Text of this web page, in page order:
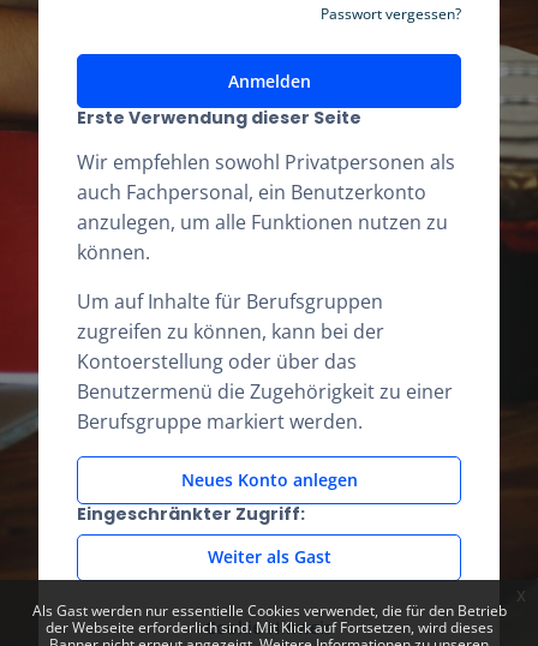
Als Gast werden nur essentielle Cookies verwendet, die für den Betrieb
der Webseite erforderlich sind. Mit Klick auf Fortsetzen, wird dieses
x
Passwort vergessen?
Anmelden
Erste Verwendung dieser Seite
Wir empfehlen sowohl Privatpersonen als
auch Fachpersonal, ein Benutzerkonto
anzulegen, um alle Funktionen nutzen zu
können.
Um auf Inhalte für Berufsgruppen
zugreifen zu können, kann bei der
Kontoerstellung oder über das
Benutzermenü die Zugehörigkeit zu einer
Berufsgruppe markiert werden.
Neues Konto anlegen
Eingeschränkter Zugriff:
Weiter als Gast
Cookie-Hinweis